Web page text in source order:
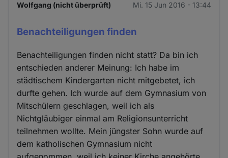
Wolfgang (nicht überprüft) Mi. 15 Jun 2016 - 13:44
Benachteiligungen finden
Benachteiligungen finden nicht statt? Da bin ich
entschieden anderer Meinung: Ich habe im
städtischem Kindergarten nicht mitgebetet, ich
durfte gehen. Ich wurde auf dem Gymnasium von
Mitschülern geschlagen, weil ich als
Nichtgläubiger einmal am Religionsunterricht
teilnehmen wollte. Mein jüngster Sohn wurde auf
dem katholischen Gymnasium nicht